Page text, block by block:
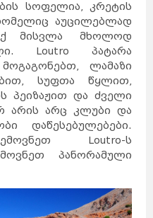
სოფელია, კრეტის
აუცილებლად
მისვლა მხოლოდ
Loutro პატარა
ლამაზი
სუფთა წყლით,
პეიზაჟით და ძველი
არის არც კლუბი და
დაწესებულებები.
Loutro-ს
პანორამული